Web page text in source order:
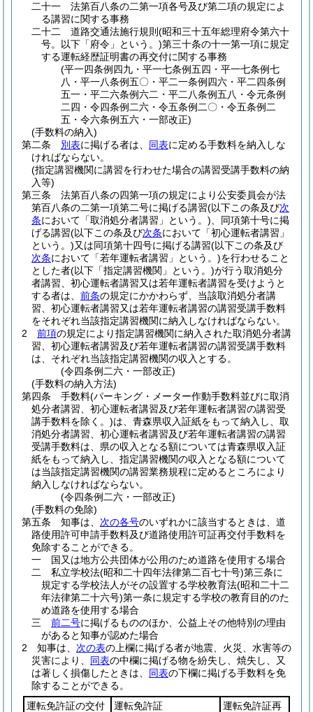
二十一
法第百八条の二第一項各号及び第二項の規定によ
る講習に関する事務
二十二
道路交通法施行規則 (昭和三十五年総理府令第六十
号。以下「府令」という。)第三十条の十一第一項に規定
する運転経歴証明書の再交付に関する事務
(平一四条例四九・平一七条例五四・平一七条例七
八・平一八条例五〇・平二一条例四六・平二四条例
五一・平二六条例六二・平二八条例五八・令元条例
二四・令四条例二六・令五条例二〇・令五条例二
五・令六条例五六・一部改正)
(手数料の納入)
第二条
別表に掲げる者は、 同表に定める手数料を納入しな
ければならない。
(指定講習機関に講習を行わせた場合の講習受講手数料の納
入等)
第三条
法第百八条の四第一項の規定により公安委員会が法
第百八条の二第一項第二号に掲げる講習(以下この条及び次
条において「取消処分者講習」という。) 、同項第十号に掲
げる講習(以下この条及び次条において「初心運転者講習」
という。)又は同項第十四号に掲げる講習(以下この条及び
次条において「若年運転者講習」という。)を行わせること
とした者(以下「指定講習機関」という。)が行う取消処分
者講習、初心運転者講習又は若年運転者講習を受けようと
する者は、 前条の規定にかかわらず、当該取消処分者講
習、初心運転者講習又は若年運転者講習の講習受講手数料
をそれぞれ当該指定講習機関に納入しなければならない。
2
前項の規定により指定講習機関に納入された取消処分者講
習、初心運転者講習及び若年運転者講習の講習受講手数料
は、それぞれ当該指定講習機関の収入とする。
(令四条例二六・一部改正)
(手数料の納入方法)
第四条
手数料(パーキング・メーター作動手数料並びに取消
処分者講習、初心運転者講習及び若年運転者講習の講習受
講手数料を除く。)は、青森県収入証紙をもって納入し、取
消処分者講習、初心運転者講習及び若年運転者講習の講習
受講手数料は、県の収入となる額については青森県収入証
紙をもって納入し、指定講習機関の収入となる額について
は当該指定講習機関の講習業務規程に定めるところにより
納入しなければならない。
(令四条例二六・一部改正)
(手数料の免除)
第五条
知事は、 次の各号のいずれかに該当するときは、道
路使用許可申請手数料及び道路使用許可証再交付手数料を
免除することができる。
一
国又は地方公共団体が公用のため道路を使用する場合
二
私立学校法(昭和二十四年法律第二百七十号)第三条に
規定する学校法人がその設置する学校教育法(昭和二十二
年法律第二十六号)第一条に規定する学校の教育目的のた
め道路を使用する場合
三
前二号に掲げるもののほか、公益上その他特別の理由
があると知事が認めた場合
2
知事は、 次の表の上欄に掲げる者が地震、火災、水害等の
災害により、 同表の中欄に掲げる物を紛失し、焼失し、又
は著しく損傷したときは、 同表の下欄に掲げる手数料を免
除することができる。
運転免許証の交付
運転免許証
運転免許証再